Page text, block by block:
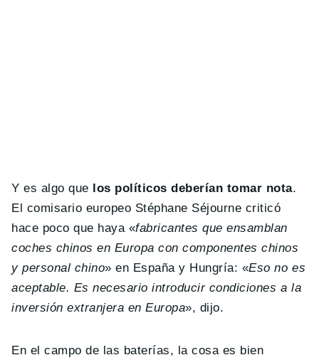
Y es algo que los políticos deberían tomar nota.
El comisario europeo Stéphane Séjourne criticó
hace poco que haya «fabricantes que ensamblan
coches chinos en Europa con componentes chinos
y personal chino» en España y Hungría: «Eso no es
aceptable. Es necesario introducir condiciones a la
inversión extranjera en Europa», dijo.
En el campo de las baterías, la cosa es bien